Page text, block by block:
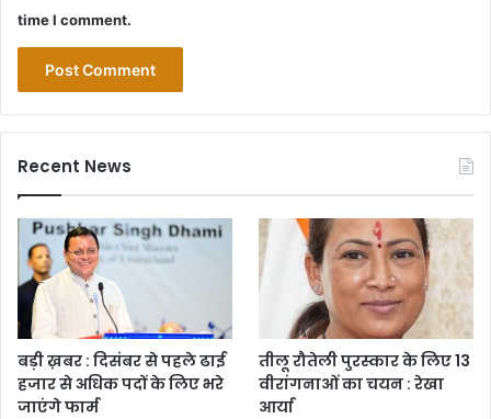
time I comment.
Recent News
बड़ी ख़बर : दिसंबर से पहले ढाई
हजार से अधिक पदों के लिए भरे
जाएंगे फार्म
तीलू रौतेली पुरस्कार के लिए 13
वीरांगनाओं का चयन : रेखा
आर्या